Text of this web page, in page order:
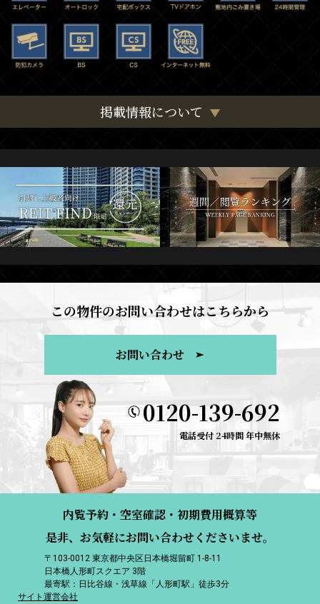
掲載情報について
この物件のお問い合わせはこちらから
お問い合わせ
0120-139-692
電話受付 24時間 年中無休
内覧予約・空室確認・初期費用概算等
是非、お気軽にお問い合わせくださいませ。
〒103-0012 東京都中央区日本橋堀留町 1-8-11
日本橋人形町スクエア 3階
最寄駅：日比谷線・浅草線「人形町駅」徒歩3分
サイト運営会社